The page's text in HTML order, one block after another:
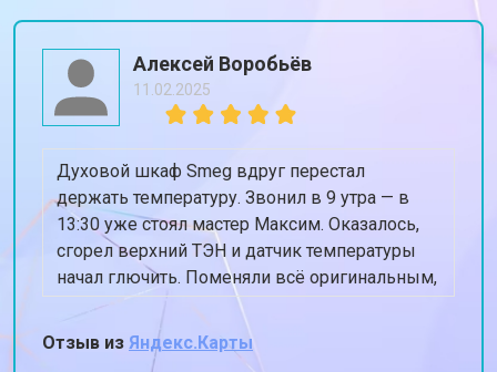
Замена заливного шланга от 2150 ₽
Замена прессостата
Замена сливного насоса от 3450 ₽ Заказать
Замена сливного шланга от 2100 ₽ Заказать
Замена циркуляционного насоса от 3800 ₽ Заказать
Замена УБЛ стиральной машины
от 2100 ₽ Заказать
Алексей Воробьёв
11.02.2025
Духовой шкаф Smeg вдруг перестал
держать температуру. Звонил в 9 утра — в
13:30 уже стоял мастер Максим. Оказалось,
сгорел верхний ТЭН и датчик температуры
начал глючить. Поменяли всё оригинальным,
духовка теперь греет ровно 180, когда
ставлю 180. Спасибо, жена снова готовит
Отзыв из Яндекс.Карты